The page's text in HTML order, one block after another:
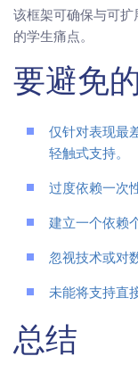
该框架可确保与可扩
的学生痛点。
要避免
仅针对表现最
轻触式支持。
过度依赖一次
建立一个依赖
忽视技术或对
未能将支持直
总结